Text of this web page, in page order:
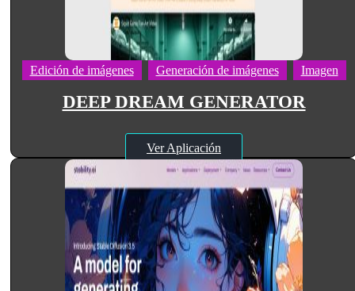
Edición de imágenes Generación de imágenes Imagen
DEEP DREAM GENERATOR
Ver Aplicación